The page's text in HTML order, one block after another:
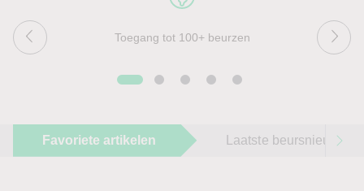
Toegang tot 100+ beurzen
Favoriete artikelen Laatste beursnieuws